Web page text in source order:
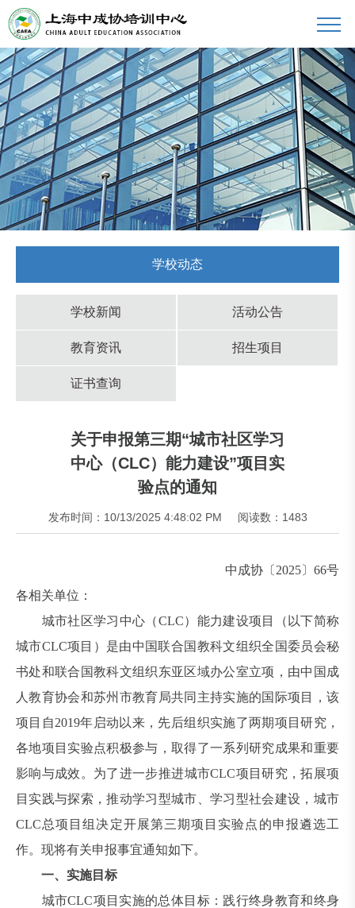
学校动态
学校新闻 活动公告
教育资讯 招生项目
证书查询
关于申报第三期“城市社区学习
中心（CLC）能力建设”项目实
验点的通知
发布时间：10/13/2025 4:48:02 PM 阅读数：1483
中成协〔2025〕66号
各相关单位：
城市社区学习中心（CLC）能力建设项目（以下简称
城市CLC项目）是由中国联合国教科文组织全国委员会秘
书处和联合国教科文组织东亚区域办公室立项，由中国成
人教育协会和苏州市教育局共同主持实施的国际项目，该
项目自2019年启动以来，先后组织实施了两期项目研究，
各地项目实验点积极参与，取得了一系列研究成果和重要
影响与成效。为了进一步推进城市CLC项目研究，拓展项
目实践与探索，推动学习型城市、学习型社会建设，城市
CLC总项目组决定开展第三期项目实验点的申报遴选工
作。现将有关申报事宜通知如下。
一、实施目标
城市CLC项目实施的总体目标：践行终身教育和终身